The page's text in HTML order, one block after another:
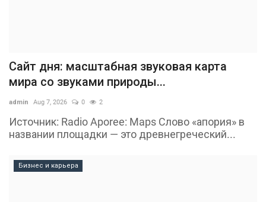
Сайт дня: масштабная звуковая карта
мира со звуками природы...
admin Aug 7, 2026 0 2
Источник: Radio Aporee: Maps Слово «апория» в
названии площадки — это древнегреческий...
Бизнес и карьера